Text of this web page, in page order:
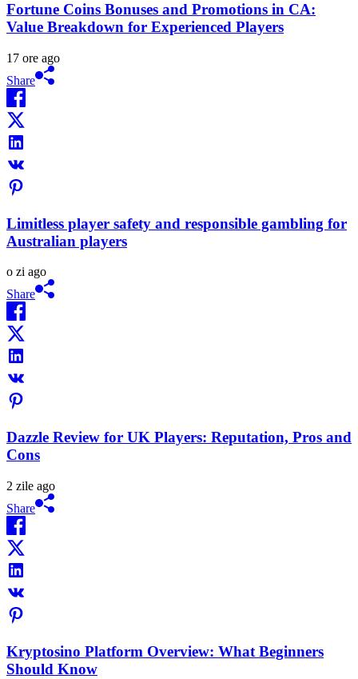
Fortune Coins Bonuses and Promotions in CA:
Value Breakdown for Experienced Players
17 ore ago
Share
Limitless player safety and responsible gambling for
Australian players
o zi ago
Share
Dazzle Review for UK Players: Reputation, Pros and
Cons
2 zile ago
Share
Kryptosino Platform Overview: What Beginners
Should Know